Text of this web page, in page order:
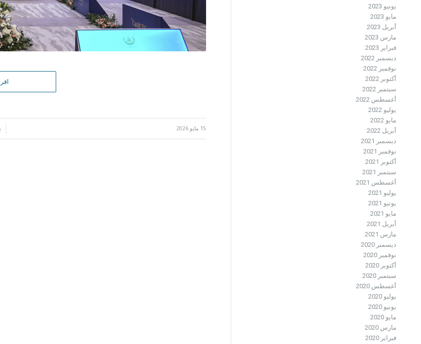
15 مايو 2026
يونيو 2023
مايو 2023
أبريل 2023
مارس 2023
فبراير 2023
ديسمبر 2022
نوفمبر 2022
أكتوبر 2022
سبتمبر 2022
أغسطس 2022
يوليو 2022
مايو 2022
أبريل 2022
ديسمبر 2021
نوفمبر 2021
أكتوبر 2021
سبتمبر 2021
أغسطس 2021
يوليو 2021
يونيو 2021
مايو 2021
أبريل 2021
مارس 2021
ديسمبر 2020
نوفمبر 2020
أكتوبر 2020
سبتمبر 2020
أغسطس 2020
يوليو 2020
يونيو 2020
مايو 2020
مارس 2020
فبراير 2020